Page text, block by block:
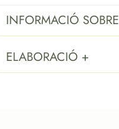
INFORMACIÓ
ELABORACIÓ +